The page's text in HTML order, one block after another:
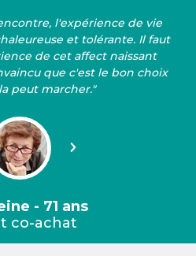
l'expérience de vie
et tolérante. Il faut
de cet affect naissant
que c'est le bon choix
peut marcher."
Suivant
- 71 ans
co-achat